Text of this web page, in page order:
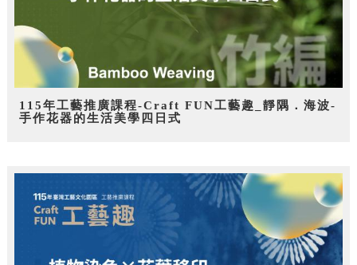
115年工藝推廣課程-Craft FUN工藝趣_靜隅．海波-
手作花器的生活美學四日式